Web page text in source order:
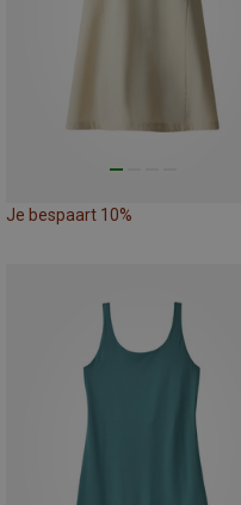
Je bespaart 10%